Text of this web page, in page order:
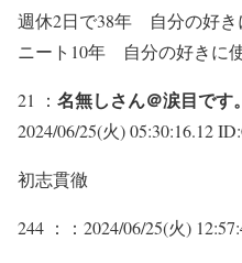
週休2日で38年 自分の好
ニート10年 自分の好きに
21 ： 名無しさん＠涙目です
2024/06/25(火) 05:30:16.12
初志貫徹
244 ： ：2024/06/25(火)